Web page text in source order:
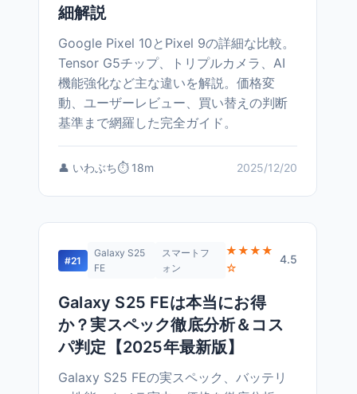
細解説
Google Pixel 10とPixel 9の詳細な比較。
Tensor G5チップ、トリプルカメラ、AI
機能強化など主な違いを解説。価格変
動、ユーザーレビュー、買い替えの判断
基準まで網羅した完全ガイド。
👤 いわぶち⏱️ 18m 2025/12/20
#21
Galaxy S25
FE
スマートフ
ォン
★★★★
☆
4.5
Galaxy S25 FEは本当にお得
か？実スペック徹底分析＆コス
パ判定【2025年最新版】
Galaxy S25 FEの実スペック、バッテリ